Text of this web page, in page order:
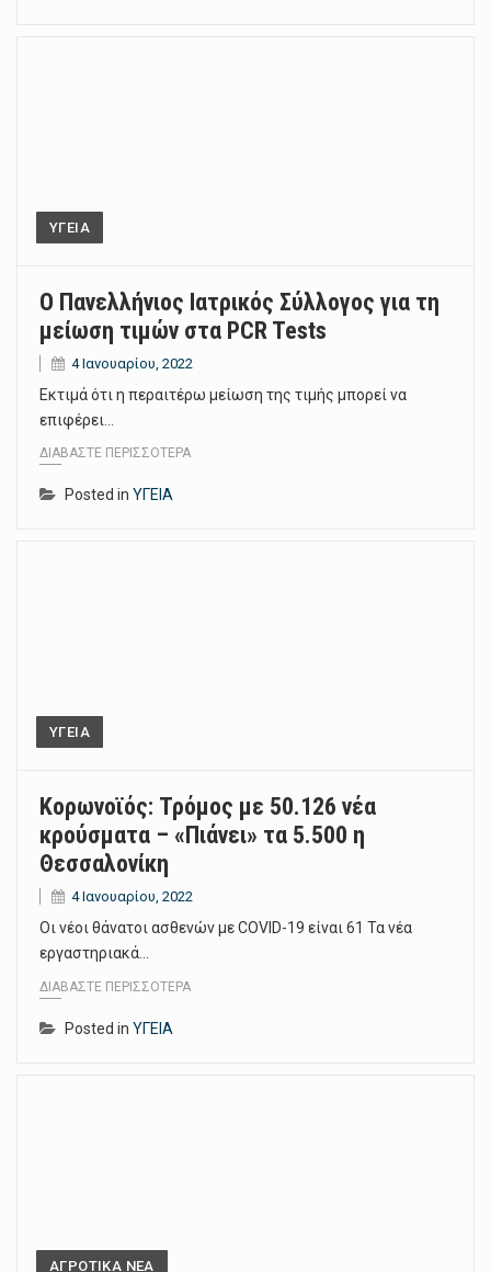
ΥΓΕΙΑ
Ο Πανελλήνιος Ιατρικός Σύλλογος για τη
μείωση τιμών στα PCR Tests
4 Ιανουαρίου, 2022
Εκτιμά ότι η περαιτέρω μείωση της τιμής μπορεί να
επιφέρει…
ΔΙΑΒΆΣΤΕ ΠΕΡΙΣΣΌΤΕΡΑ
Posted in ΥΓΕΙΑ
ΥΓΕΙΑ
Κορωνοϊός: Τρόμος με 50.126 νέα
κρούσματα – «Πιάνει» τα 5.500 η
Θεσσαλονίκη
4 Ιανουαρίου, 2022
Οι νέοι θάνατοι ασθενών με COVID-19 είναι 61 Τα νέα
εργαστηριακά…
ΔΙΑΒΆΣΤΕ ΠΕΡΙΣΣΌΤΕΡΑ
Posted in ΥΓΕΙΑ
ΑΓΡΟΤΙΚΑ ΝΕΑ